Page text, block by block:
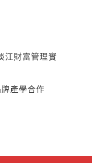
江財富管理實
產學合作